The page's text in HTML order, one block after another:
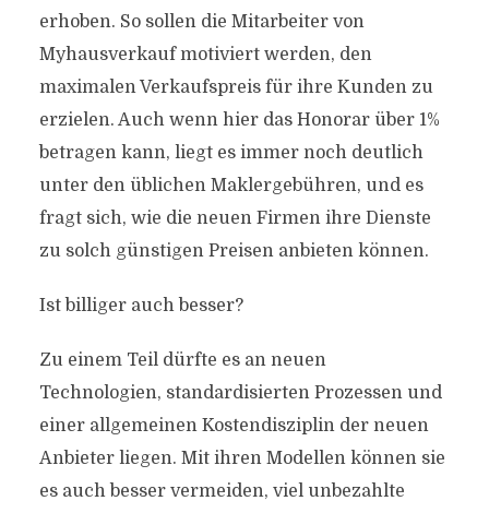
erhoben. So sollen die Mitarbeiter von
Myhausverkauf motiviert werden, den
maximalen Verkaufspreis für ihre Kunden zu
erzielen. Auch wenn hier das Honorar über 1%
betragen kann, liegt es immer noch deutlich
unter den üblichen Maklergebühren, und es
fragt sich, wie die neuen Firmen ihre Dienste
zu solch günstigen Preisen anbieten können.
Ist billiger auch besser?
Zu einem Teil dürfte es an neuen
Technologien, standardisierten Prozessen und
einer allgemeinen Kostendisziplin der neuen
Anbieter liegen. Mit ihren Modellen können sie
es auch besser vermeiden, viel unbezahlte